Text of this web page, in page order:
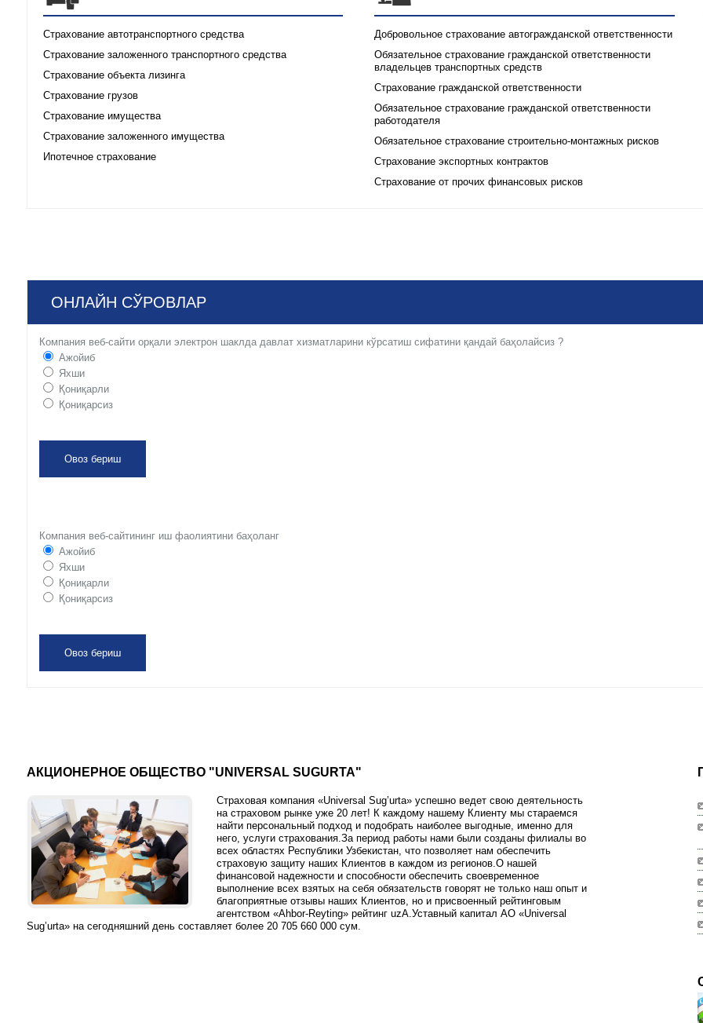
Страхование автотранспортного средства
Страхование заложенного транспортного средства
Страхование объекта лизинга
Страхование грузов
Страхование имущества
Страхование заложенного имущества
Ипотечное страхование
Добровольное страхование автогражданской ответственности
Обязательное страхование гражданской ответственности
владельцев транспортных средств
Страхование гражданской ответственности
Обязательное страхование гражданской ответственности
работодателя
Обязательное страхование строительно-монтажных рисков
Страхование экспортных контрактов
Страхование от прочих финансовых рисков
ОНЛАЙН СЎРОВЛАР
Компания веб-сайти орқали электрон шаклда давлат хизматларини кўрсатиш сифатини қандай баҳолайсиз ?
Ажойиб
Яхши
Қониқарли
Қониқарсиз
Компания веб-сайтининг иш фаолиятини баҳоланг
Ажойиб
Яхши
Қониқарли
Қониқарсиз
АКЦИОНЕРНОЕ ОБЩЕСТВО "UNIVERSAL SUGURTA"
Страховая компания «Universal Sug’urta» успешно ведет свою деятельность
на страховом рынке уже 20 лет! К каждому нашему Клиенту мы стараемся
найти персональный подход и подобрать наиболее выгодные, именно для
него, услуги страхования.За период работы нами были созданы филиалы во
всех областях Республики Узбекистан, что позволяет нам обеспечить
страховую защиту наших Клиентов в каждом из регионов.О нашей
финансовой надежности и способности обеспечить своевременное
выполнение всех взятых на себя обязательств говорят не только наш опыт и
благоприятные отзывы наших Клиентов, но и присвоенный рейтинговым
агентством «Ahbor-Reyting» рейтинг uzA.Уставный капитал АО «Universal
Sug’urta» на сегодняшний день составляет более 20 705 660 000 сум.